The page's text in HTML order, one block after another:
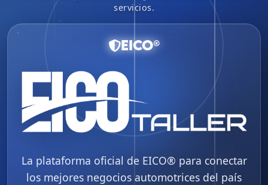
servicios.
EICO®
La plataforma oficial de EICO® para conectar
los mejores negocios automotrices del país